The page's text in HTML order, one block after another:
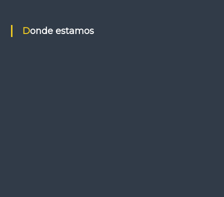
Donde estamos